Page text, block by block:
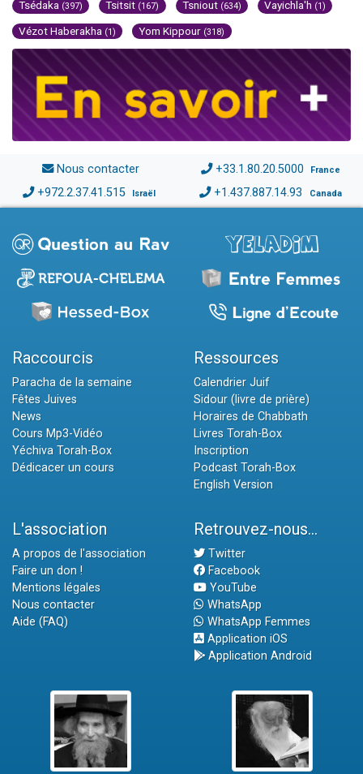
Tsédaka (397) Tsitsit (167) Tsniout (634) Vayichla'h (1)
Vézot Haberakha (1) Yom Kippour (318)
Nous contacter +33.1.80.20.5000 France
+972.2.37.41.515 Israël +1.437.887.14.93 Canada
Raccourcis
Paracha de la semaine
Fêtes Juives
News
Cours Mp3-Vidéo
Yéchiva Torah-Box
Dédicacer un cours
Ressources
Calendrier Juif
Sidour (livre de prière)
Horaires de Chabbath
Livres Torah-Box
Inscription
Podcast Torah-Box
English Version
L'association
A propos de l'association
Faire un don !
Mentions légales
Nous contacter
Aide (FAQ)
Retrouvez-nous...
Twitter
Facebook
YouTube
WhatsApp
WhatsApp Femmes
Application iOS
Application Android